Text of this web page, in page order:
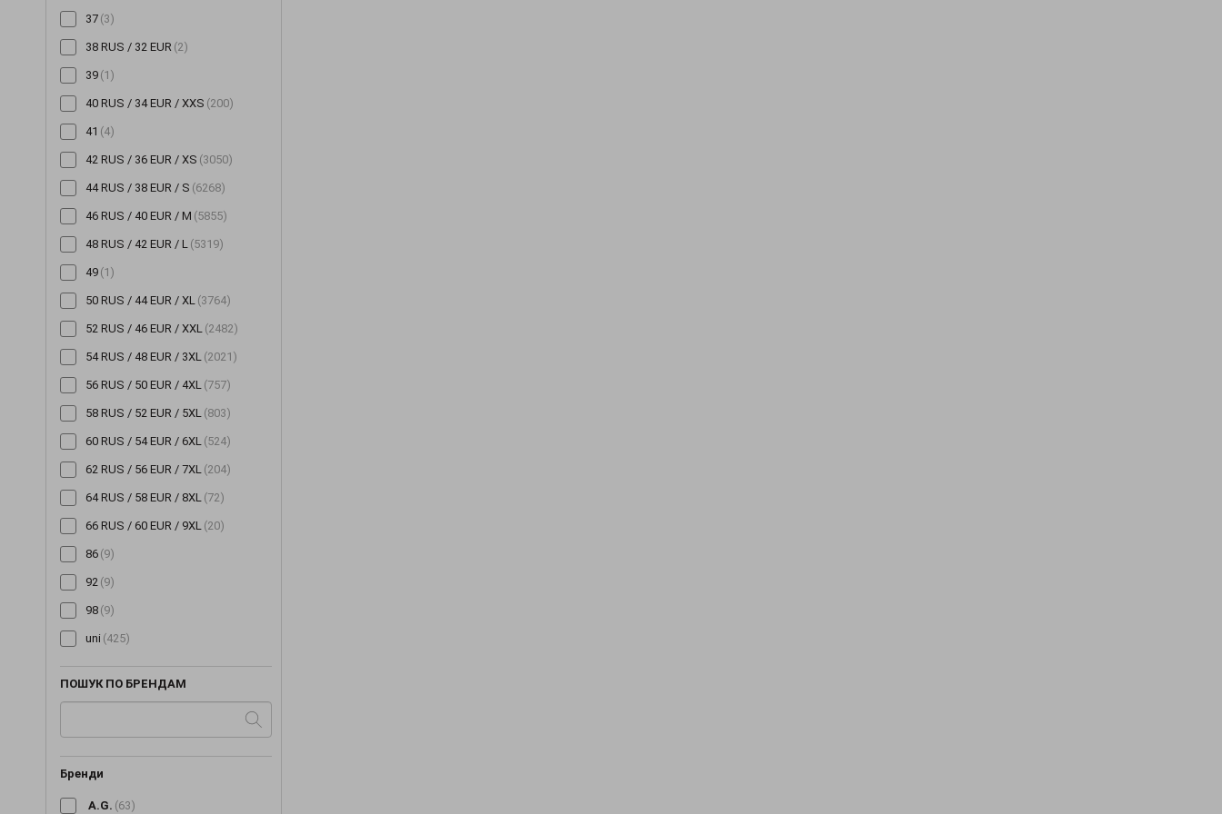
Шорти
Штани(705)
Шуби
37 (3)
38 RUS / 32 EUR (2)
39 (1)
40 RUS / 34 EUR / XXS (200)
41 (4)
42 RUS / 36 EUR / XS (3050)
44 RUS / 38 EUR / S (6268)
46 RUS / 40 EUR / M (5855)
48 RUS / 42 EUR / L (5319)
49 (1)
50 RUS / 44 EUR / XL (3764)
52 RUS / 46 EUR / XXL (2482)
54 RUS / 48 EUR / 3XL (2021)
56 RUS / 50 EUR / 4XL (757)
58 RUS / 52 EUR / 5XL (803)
60 RUS / 54 EUR / 6XL (524)
62 RUS / 56 EUR / 7XL (204)
64 RUS / 58 EUR / 8XL (72)
66 RUS / 60 EUR / 9XL (20)
86 (9)
92 (9)
98 (9)
uni (425)
ПОШУК ПО БРЕНДАМ
Бренди
A.G. (63)